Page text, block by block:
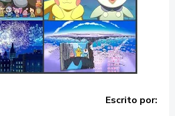
Escrito por: